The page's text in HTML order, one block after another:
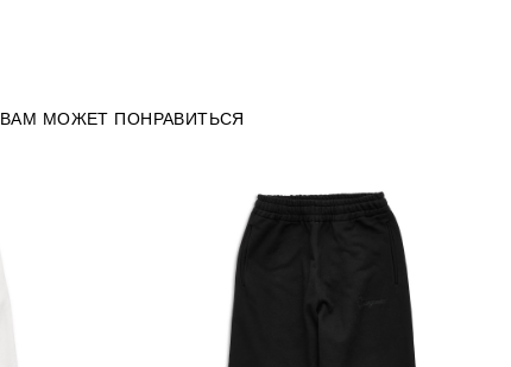
ВАМ МОЖЕТ ПОНРАВИТЬСЯ